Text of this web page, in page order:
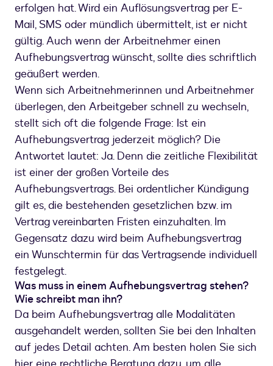
erfolgen hat. Wird ein Auflösungsvertrag per E-
Mail, SMS oder mündlich übermittelt, ist er nicht
gültig. Auch wenn der Arbeitnehmer einen
Aufhebungsvertrag wünscht, sollte dies schriftlich
geäußert werden.
Wenn sich Arbeitnehmerinnen und Arbeitnehmer
überlegen, den Arbeitgeber schnell zu wechseln,
stellt sich oft die folgende Frage: Ist ein
Aufhebungsvertrag jederzeit möglich? Die
Antwortet lautet: Ja. Denn die zeitliche Flexibilität
ist einer der großen Vorteile des
Aufhebungsvertrags. Bei ordentlicher Kündigung
gilt es, die bestehenden gesetzlichen bzw. im
Vertrag vereinbarten Fristen einzuhalten. Im
Gegensatz dazu wird beim Aufhebungsvertrag
ein Wunschtermin für das Vertragsende individuell
festgelegt.
Was muss in einem Aufhebungsvertrag stehen?
Wie schreibt man ihn?
Da beim Aufhebungsvertrag alle Modalitäten
ausgehandelt werden, sollten Sie bei den Inhalten
auf jedes Detail achten. Am besten holen Sie sich